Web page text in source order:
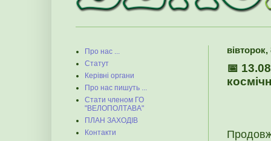
📅
Про нас ...
Статут
Керівні органи
Про нас пишуть ...
Стати членом ГО
"ВЕЛОПОЛТАВА"
ПЛАН ЗАХОДІВ
Контакти